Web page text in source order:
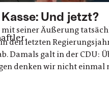
Und jetzt?
mit seiner Äußerung
den letzten
Damals galt in der CDU:
denken wir nicht einmal